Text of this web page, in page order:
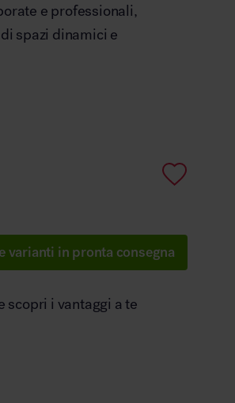
e professionali,
spazi dinamici e
varianti in pronta consegna
scopri i vantaggi a te